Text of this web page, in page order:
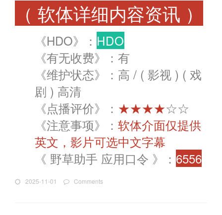
（ 软体详细内容资讯 ）
《HDO》： HDO
《有无收费》：有
《维护状态》：高 / ( 影视 ) ( 戏
剧 ) 高清
《点播评价》： ★★★★☆☆
《注意事项》： 软体介面仅提供
英文，影片可选中文字幕
《 野草助手 应用口令 》： 6556
2025-11-01 Comments